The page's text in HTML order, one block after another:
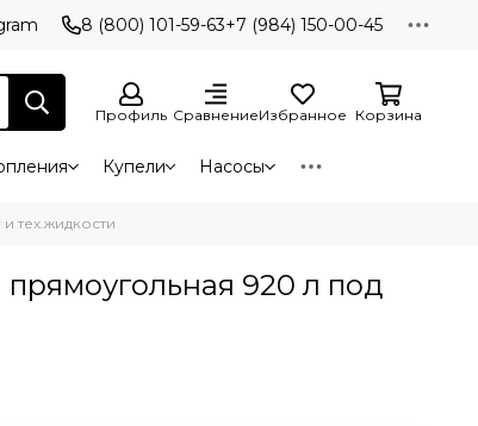
8 (800) 101-59-63+7 (984) 150-00-45
Профиль СравнениеИзбранное Корзина
Купели Насосы
тех.жидкости
прямоугольная 920 л под